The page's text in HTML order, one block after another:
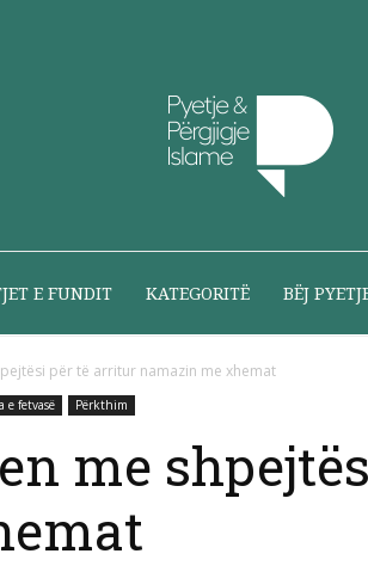
E FUNDIT KATEGORITË BËJ
për të arritur namazin me xhemat
e fetvasë Përkthim
me